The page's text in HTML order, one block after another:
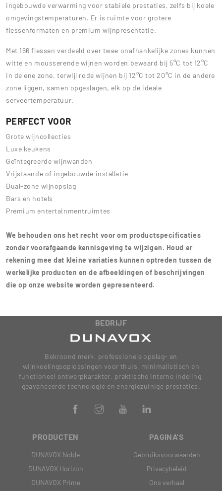
ingebouwde verwarming voor stabiele prestaties, zelfs bij koele
omgevingstemperaturen. Er is ruimte voor grotere
flessenformaten en premium wijnpresentatie.
Met 166 flessen verdeeld over twee onafhankelijke zones kunnen
witte en mousserende wijnen worden bewaard bij 5°C tot 12°C
in de ene zone, terwijl rode wijnen bij 12°C tot 20°C in de andere
zone liggen, samen opgeslagen, elk op de ideale
serveertemperatuur.
PERFECT VOOR
Grote wijncollecties
Luxe keukens
Geïntegreerde wijnwanden
Vrijstaande of ingebouwde installatie
Dual-zone wijnopslag
Bars en hotels
Premium entertainmentruimtes
We behouden ons het recht voor om productspecificaties
zonder voorafgaande kennisgeving te wijzigen. Houd er
rekening mee dat kleine variaties kunnen optreden tussen de
werkelijke producten en de afbeeldingen of beschrijvingen
die op onze website worden gepresenteerd.
BEDRIJF
Bekroond merk, professionele opslag- en
wijnkoelingsoplossingen voor thuis, minimalistisch en
functioneel ontwerpkarakter, praktische interne indeling,
geavanceerde technologie en energiezuinige prestaties.
PRODUCTEN
DUNAVOX Noble
DUNAVOX Horizon
DUNAVOX Prime
PAGINA'S
Gebruiksvoorwaarden
Privacybeleid
Ons verhaal